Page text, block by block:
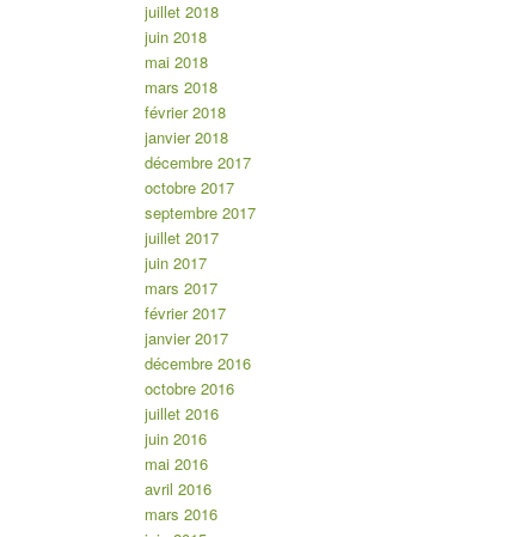
juillet 2018
juin 2018
mai 2018
mars 2018
février 2018
janvier 2018
décembre 2017
octobre 2017
septembre 2017
juillet 2017
juin 2017
mars 2017
février 2017
janvier 2017
décembre 2016
octobre 2016
juillet 2016
juin 2016
mai 2016
avril 2016
mars 2016